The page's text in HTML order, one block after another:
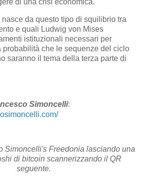
di una crisi economica.
da questo tipo di squilibrio tra
e quali Ludwig von Mises
istituzionali necessari per
probabilità che le sequenze del ciclo
saranno il tema della terza parte di
Simoncelli:
Simoncelli's Freedonia lasciando una
di bitcoin scannerizzando il QR
seguente.